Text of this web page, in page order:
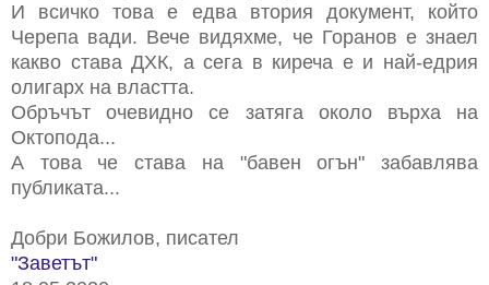
И всичко това е едва втория документ, който
Черепа вади. Вече видяхме, че Горанов е знаел
какво става ДХК, а сега в киреча е и най-едрия
олигарх на властта.
Обръчът очевидно се затяга около върха на
Октопода...
А това че става на "бавен огън" забавлява
публиката...
Добри Божилов, писател
"Заветът"